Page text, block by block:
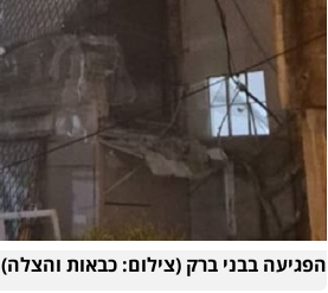
הפגיעה בבני ברק (צילום: כבאות והצלה)